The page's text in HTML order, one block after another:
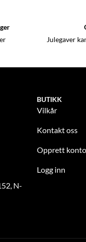
Julegaver
N-
BUTIKK
Vilkår
Kontakt oss
Opprett konto
Logg inn